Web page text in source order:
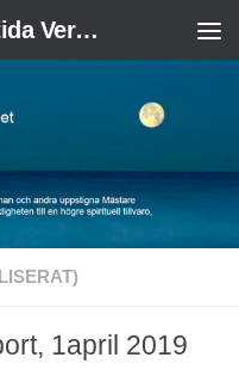
Välkomna till en Ny Framtida Verklighet
1april 2019